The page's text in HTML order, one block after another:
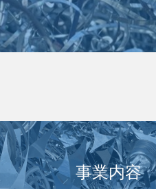
事業内容